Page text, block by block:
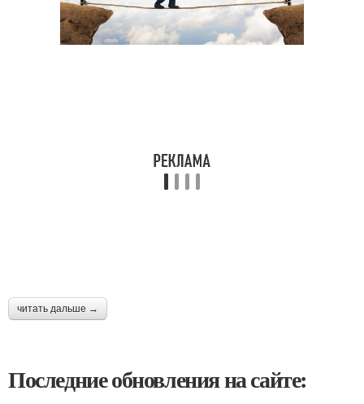
читать дальше →
Последние обновления на сайте: